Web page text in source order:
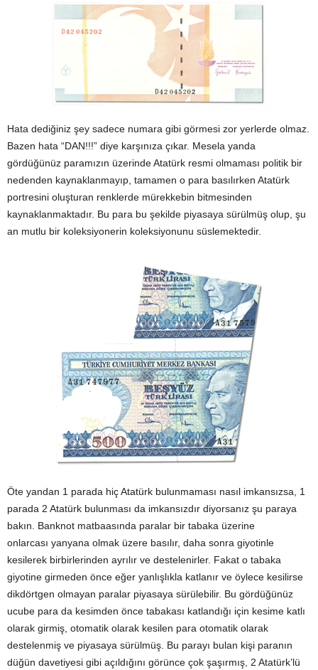
Hata dediğiniz şey sadece numara gibi görmesi zor yerlerde olmaz.
Bazen hata “DAN!!!” diye karşınıza çıkar. Mesela yanda
gördüğünüz paramızın üzerinde Atatürk resmi olmaması politik bir
nedenden kaynaklanmayıp, tamamen o para basılırken Atatürk
portresini oluşturan renklerde mürekkebin bitmesinden
kaynaklanmaktadır. Bu para bu şekilde piyasaya sürülmüş olup, şu
an mutlu bir koleksiyonerin koleksiyonunu süslemektedir.
Öte yandan 1 parada hiç Atatürk bulunmaması nasıl imkansızsa, 1
parada 2 Atatürk bulunması da imkansızdır diyorsanız şu paraya
bakın. Banknot matbaasında paralar bir tabaka üzerine
onlarcası yanyana olmak üzere basılır, daha sonra giyotinle
kesilerek birbirlerinden ayrılır ve destelenirler. Fakat o tabaka
giyotine girmeden önce eğer yanlışlıkla katlanır ve öylece kesilirse
dikdörtgen olmayan paralar piyasaya sürülebilir. Bu gördüğünüz
ucube para da kesimden önce tabakası katlandığı için kesime katlı
olarak girmiş, otomatik olarak kesilen para otomatik olarak
destelenmiş ve piyasaya sürülmüş. Bu parayı bulan kişi paranın
düğün davetiyesi gibi açıldığını görünce çok şaşırmış, 2 Atatürk’lü